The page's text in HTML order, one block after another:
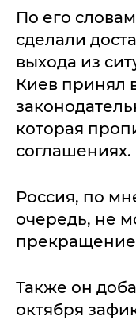
По его
сделали
выхода из
Киев принял
которая
соглашениях.
Россия, по
очередь, не
прекращение
Также он
октября